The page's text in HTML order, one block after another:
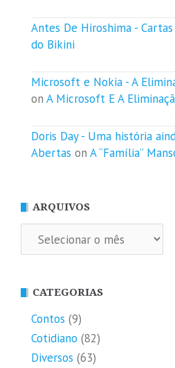
Antes De Hiroshima -
do Bikini
Microsoft e Nokia - A
on A Microsoft E A
Doris Day - Uma história
Abertas on A “Família”
ARQUIVOS
Arquivos
CATEGORIAS
Contos (9)
Cotidiano (82)
Diversos (63)